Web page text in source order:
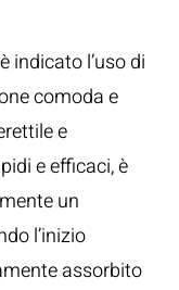
indicato l’uso di
comoda e
e
e efficaci, è
un
l’inizio
assorbito